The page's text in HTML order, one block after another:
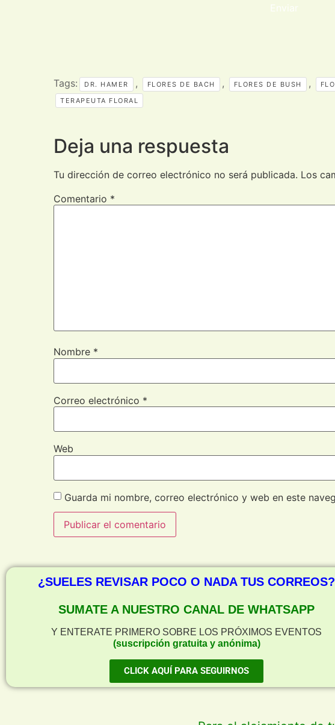
Enviar
Tags: DR. HAMER , FLORES DE BACH , FLORES DE BUSH ,
TERAPEUTA FLORAL
Deja una respuesta
Tu dirección de correo electrónico no será publicada. Los
Comentario *
Nombre *
Correo electrónico *
Web
Guarda mi nombre, correo electrónico y web en este
¿SUELES REVISAR POCO O NADA TUS CORREOS?
SUMATE A NUESTRO CANAL DE WHATSAPP
Y ENTERATE PRIMERO SOBRE LOS PRÓXIMOS EVENTOS
(suscripción gratuita y anónima)
CLICK AQUÍ PARA SEGUIRNOS